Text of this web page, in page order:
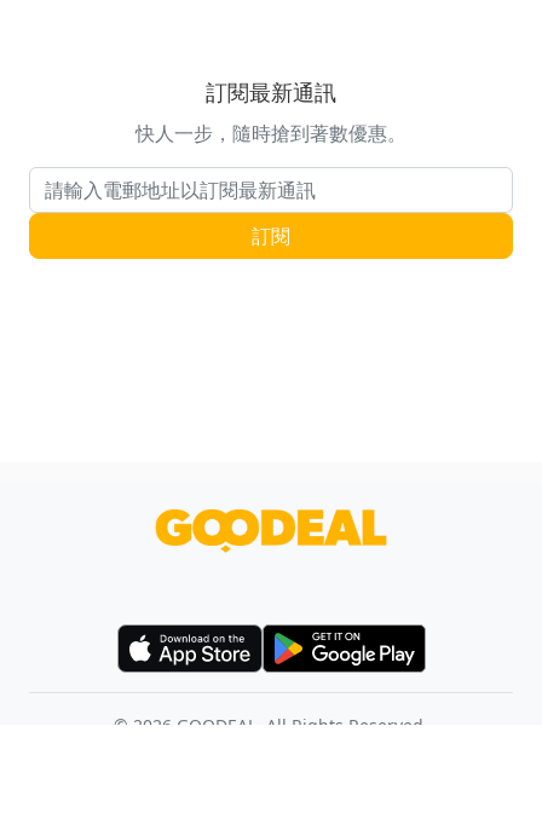
訂閱最新通訊
快人一步，隨時搶到著數優惠。
電郵地址 訂閱
© 2026 GOODEAL. All Rights Reserved.